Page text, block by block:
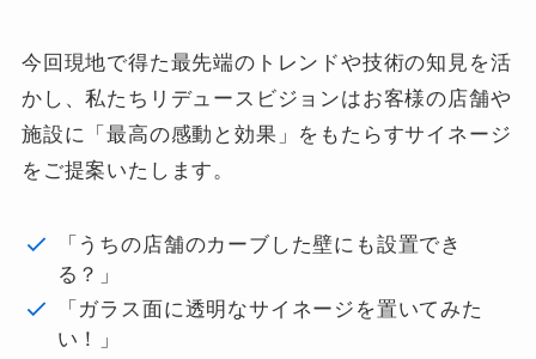
今回現地で得た最先端のトレンドや技術の知見を活
かし、私たちリデュースビジョンはお客様の店舗や
施設に「最高の感動と効果」をもたらすサイネージ
をご提案いたします。
「うちの店舗のカーブした壁にも設置でき
る？」
「ガラス面に透明なサイネージを置いてみた
い！」